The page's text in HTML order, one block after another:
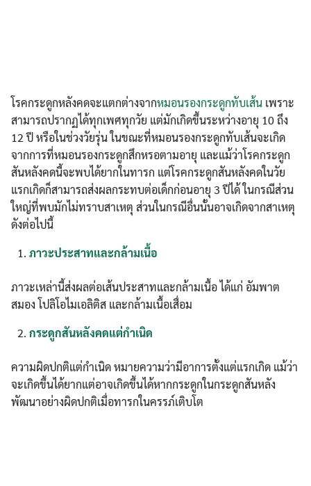
โรคกระดูกหลังคดจะแตกต่างจากหมอนรองกระดูกทับเส้น เพราะ
สามารถปรากฏได้ทุกเพศทุกวัย แต่มักเกิดขึ้นระหว่างอายุ 10 ถึง
12 ปี หรือในช่วงวัยรุ่น ในขณะที่หมอนรองกระดูกทับเส้นจะเกิด
จากการที่หมอนรองกระดูกสึกหรอตามอายุ และแม้ว่าโรคกระดูก
สันหลังคดนี้จะพบได้ยากในทารก แต่โรคกระดูกสันหลังคดในวัย
แรกเกิดก็สามารถส่งผลกระทบต่อเด็กก่อนอายุ 3 ปีได้ ในกรณีส่วน
ใหญ่ที่พบมักไม่ทราบสาเหตุ ส่วนในกรณีอื่นนั้นอาจเกิดจากสาเหตุ
ดังต่อไปนี้
ภาวะประสาทและกล้ามเนื้อ
ภาวะเหล่านี้ส่งผลต่อเส้นประสาทและกล้ามเนื้อ ได้แก่ อัมพาต
สมอง โปลิโอไมเอลิติส และกล้ามเนื้อเสื่อม
กระดูกสันหลังคดแต่กำเนิด
ความผิดปกติแต่กำเนิด หมายความว่ามีอาการตั้งแต่แรกเกิด แม้ว่า
จะเกิดขึ้นได้ยากแต่อาจเกิดขึ้นได้หากกระดูกในกระดูกสันหลัง
พัฒนาอย่างผิดปกติเมื่อทารกในครรภ์เติบโต